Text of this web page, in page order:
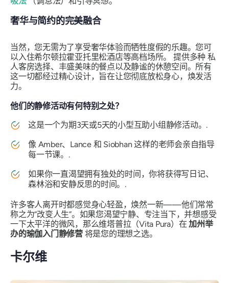
奢华与简约的完美融合
当然，您无需为了享受奢华体验而牺牲度假的乐趣。您可
以入住希尔顿拉霍亚托里松酒店等高档场所。 提供多种 私
人客房选择、丰盛美味的餐点以及静谧的休憩空间。所有
这一切都经过精心设计，旨在让您彻底放松身心，焕发活
力。
他们的静修活动有何特别之处？
这是一个为期3天或5天的小型互助小组静修活动。.
像 Amber、Lance 和 Siobhan 这样的老师会亲自指导
每一节课。.
如果你一直渴望拥有独处的时间，你将获得写日记、
森林浴和安静反思的时间。.
许多客人离开时都感觉身心轻盈，焕然一新——他们常常
称之为“改变人生”。如果您渴望宁静、专注当下，并想感受
一下太平洋的微风，那么维塔普拉（Vita Pura）在加州举
办的瑜伽入门静修营 将是您的理想之选。
卡尔维